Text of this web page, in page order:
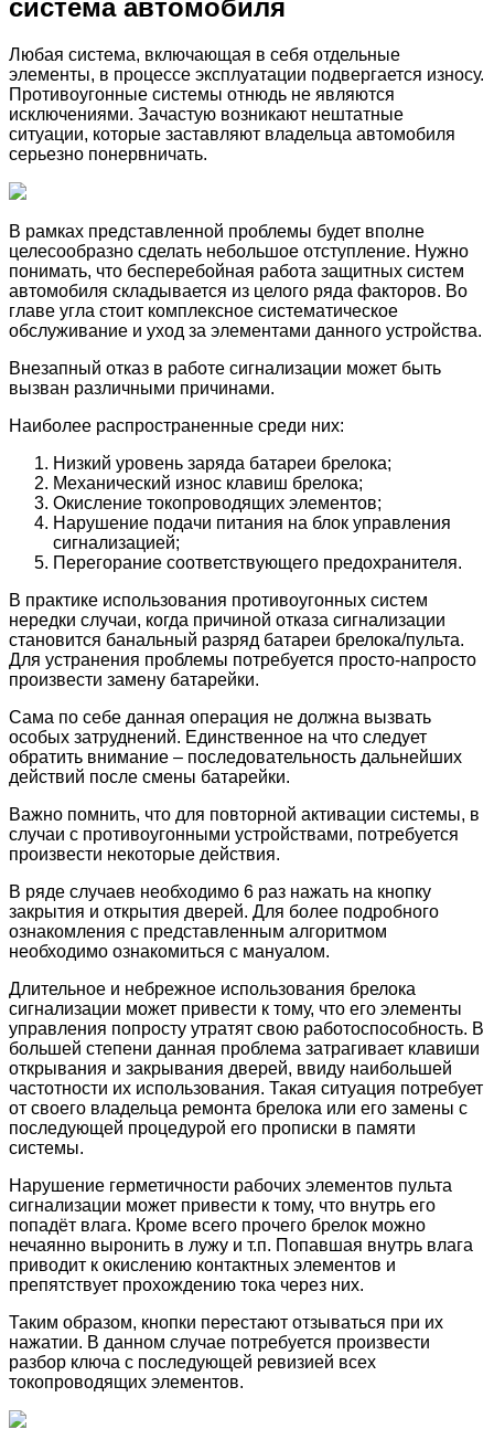
система автомобиля
Любая система, включающая в себя отдельные
элементы, в процессе эксплуатации подвергается износу.
Противоугонные системы отнюдь не являются
исключениями. Зачастую возникают нештатные
ситуации, которые заставляют владельца автомобиля
серьезно понервничать.
В рамках представленной проблемы будет вполне
целесообразно сделать небольшое отступление. Нужно
понимать, что бесперебойная работа защитных систем
автомобиля складывается из целого ряда факторов. Во
главе угла стоит комплексное систематическое
обслуживание и уход за элементами данного устройства.
Внезапный отказ в работе сигнализации может быть
вызван различными причинами.
Наиболее распространенные среди них:
Низкий уровень заряда батареи брелока;
Механический износ клавиш брелока;
Окисление токопроводящих элементов;
Нарушение подачи питания на блок управления
сигнализацией;
Перегорание соответствующего предохранителя.
В практике использования противоугонных систем
нередки случаи, когда причиной отказа сигнализации
становится банальный разряд батареи брелока/пульта.
Для устранения проблемы потребуется просто-напросто
произвести замену батарейки.
Сама по себе данная операция не должна вызвать
особых затруднений. Единственное на что следует
обратить внимание – последовательность дальнейших
действий после смены батарейки.
Важно помнить, что для повторной активации системы, в
случаи с противоугонными устройствами, потребуется
произвести некоторые действия.
В ряде случаев необходимо 6 раз нажать на кнопку
закрытия и открытия дверей. Для более подробного
ознакомления с представленным алгоритмом
необходимо ознакомиться с мануалом.
Длительное и небрежное использования брелока
сигнализации может привести к тому, что его элементы
управления попросту утратят свою работоспособность. В
большей степени данная проблема затрагивает клавиши
открывания и закрывания дверей, ввиду наибольшей
частотности их использования. Такая ситуация потребует
от своего владельца ремонта брелока или его замены с
последующей процедурой его прописки в памяти
системы.
Нарушение герметичности рабочих элементов пульта
сигнализации может привести к тому, что внутрь его
попадёт влага. Кроме всего прочего брелок можно
нечаянно выронить в лужу и т.п. Попавшая внутрь влага
приводит к окислению контактных элементов и
препятствует прохождению тока через них.
Таким образом, кнопки перестают отзываться при их
нажатии. В данном случае потребуется произвести
разбор ключа с последующей ревизией всех
токопроводящих элементов.